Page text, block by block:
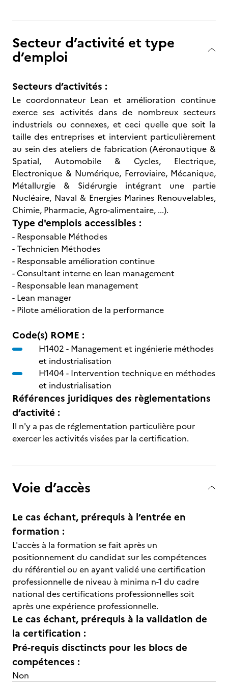
Secteur d’activité et type
d’emploi
Secteurs d’activités :
Le coordonnateur Lean et amélioration continue
exerce ses activités dans de nombreux secteurs
industriels ou connexes, et ceci quelle que soit la
taille des entreprises et intervient particulièrement
au sein des ateliers de fabrication (Aéronautique &
Spatial, Automobile & Cycles, Electrique,
Electronique & Numérique, Ferroviaire, Mécanique,
Métallurgie & Sidérurgie intégrant une partie
Nucléaire, Naval & Energies Marines Renouvelables,
Chimie, Pharmacie, Agro-alimentaire, ...).
Type d'emplois accessibles :
- Responsable Méthodes
- Technicien Méthodes
- Responsable amélioration continue
- Consultant interne en lean management
- Responsable lean management
- Lean manager
- Pilote amélioration de la performance
Code(s) ROME :
H1402 - Management et ingénierie méthodes
et industrialisation
H1404 - Intervention technique en méthodes
et industrialisation
Références juridiques des règlementations
d’activité :
Il n'y a pas de réglementation particulière pour
exercer les activités visées par la certification.
Voie d’accès
Le cas échant, prérequis à l’entrée en
formation :
L'accès à la formation se fait après un
positionnement du candidat sur les compétences
du référentiel ou en ayant validé une certification
professionnelle de niveau à minima n-1 du cadre
national des certifications professionnelles soit
après une expérience professionnelle.
Le cas échant, prérequis à la validation de
la certification :
Pré-requis disctincts pour les blocs de
compétences :
Non